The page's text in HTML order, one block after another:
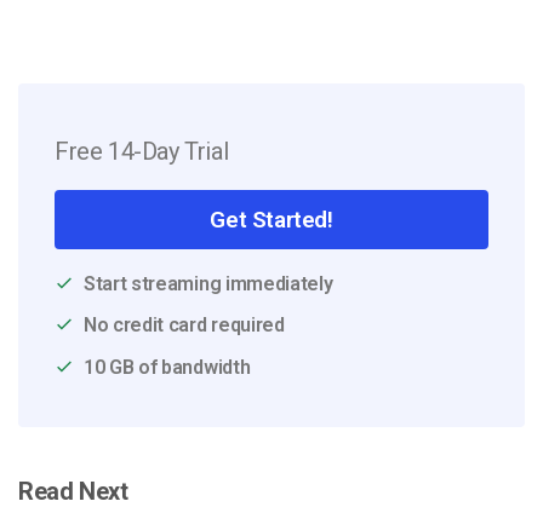
Free 14-Day Trial
Get Started!
Start streaming immediately
No credit card required
10 GB of bandwidth
Read Next